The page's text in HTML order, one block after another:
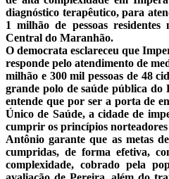
diagnóstico terapêutico, para
1 milhão de pessoas
Central do Maranhão.
O democrata esclareceu que
responde pelo atendimento de
milhão e 300 mil pessoas de 48
grande polo de saúde pública
entende que por ser a porta de
Único de Saúde, a cidade de
cumprir os princípios norteadores
Antônio garante que as metas
cumpridas, de forma efetiva,
complexidade, cobrado pela